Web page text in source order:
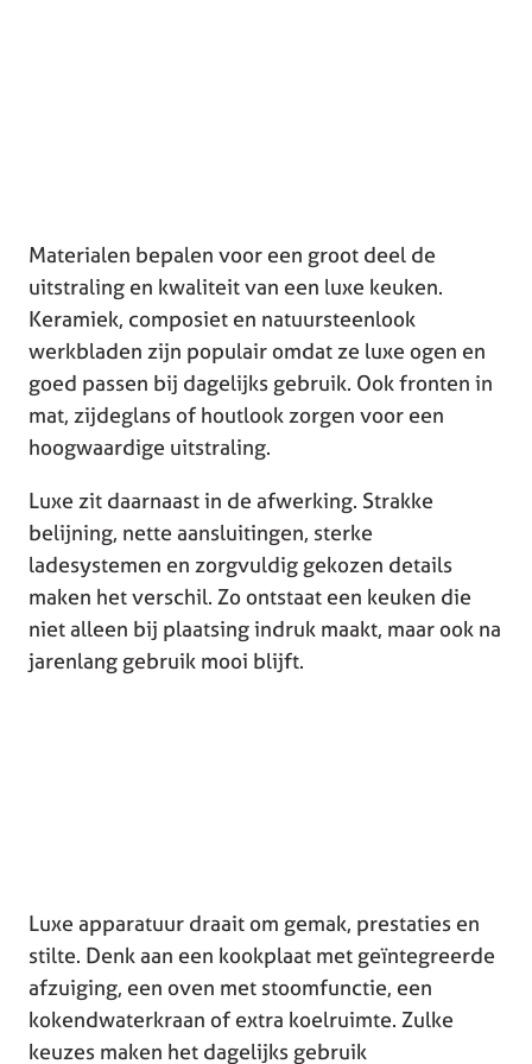
Materialen bepalen voor een groot deel de
uitstraling en kwaliteit van een luxe keuken.
Keramiek, composiet en natuursteenlook
werkbladen zijn populair omdat ze luxe ogen en
goed passen bij dagelijks gebruik. Ook fronten in
mat, zijdeglans of houtlook zorgen voor een
hoogwaardige uitstraling.
Luxe zit daarnaast in de afwerking. Strakke
belijning, nette aansluitingen, sterke
ladesystemen en zorgvuldig gekozen details
maken het verschil. Zo ontstaat een keuken die
niet alleen bij plaatsing indruk maakt, maar ook na
jarenlang gebruik mooi blijft.
Luxe apparatuur draait om gemak, prestaties en
stilte. Denk aan een kookplaat met geïntegreerde
afzuiging, een oven met stoomfunctie, een
kokendwaterkraan of extra koelruimte. Zulke
keuzes maken het dagelijks gebruik